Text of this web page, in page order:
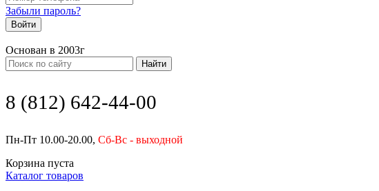
Забыли пароль?
Войти
Основан в 2003г
Найти
8 (812) 642-44-00
Пн-Пт 10.00-20.00, Сб-Вс - выходной
Корзина пуста
Каталог товаров